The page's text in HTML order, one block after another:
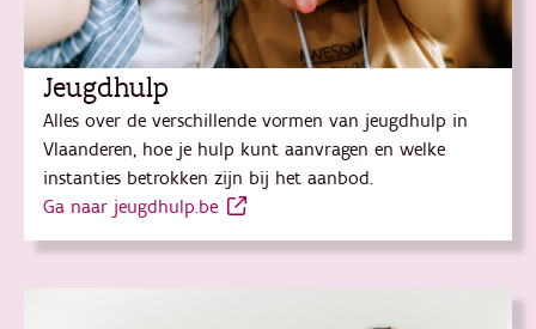
Jeugdhulp
Alles over de verschillende vormen van jeugdhulp in
Vlaanderen, hoe je hulp kunt aanvragen en welke
instanties betrokken zijn bij het aanbod.
Ga naar jeugdhulp.be